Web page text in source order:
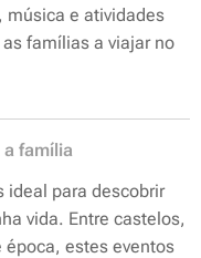
música e atividades
famílias a viajar no
família
ideal para descobrir
vida. Entre castelos,
época, estes eventos